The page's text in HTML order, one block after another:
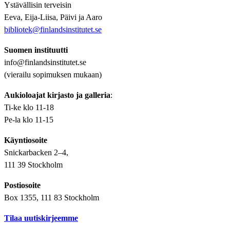
Ystävällisin terveisin
Eeva, Eija-Liisa, Päivi ja Aaro
bibliotek@finlandsinstitutet.se
Suomen instituutti
info@finlandsinstitutet.se
(vierailu sopimuksen mukaan)
Aukioloajat kirjasto ja galleria:
Ti-ke klo 11-18
Pe-la klo 11-15
Käyntiosoite
Snickarbacken 2–4,
111 39 Stockholm
Postiosoite
Box 1355, 111 83 Stockholm
Tilaa uutiskirjeemme